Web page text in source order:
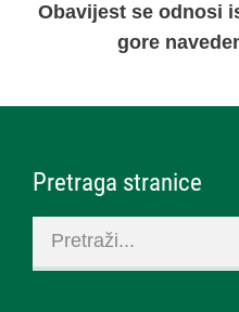
Obavijest se odnosi
gore
Pretraga stranice